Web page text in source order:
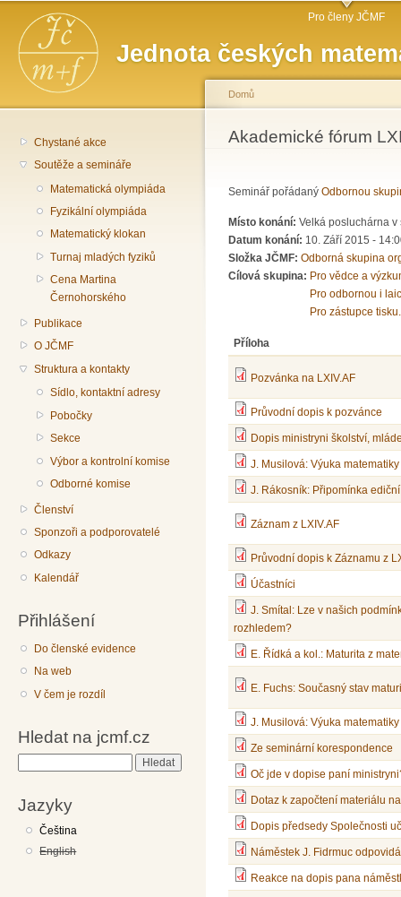
Jednota českých
Hlavní menu Pro členy JČMF
Chystané akce
Soutěže a semináře
Matematická olympiáda
Fyzikální olympiáda
Matematický klokan
Turnaj mladých fyziků
Cena Martina
Černohorského
Publikace
O JČMF
Struktura a kontakty
Sídlo, kontaktní adresy
Pobočky
Sekce
Výbor a kontrolní komise
Odborné komise
Členství
Sponzoři a podporovatelé
Odkazy
Kalendář
Přihlášení
Do členské evidence
Na web
V čem je rozdíl
Hledat na jcmf.cz
Jazyky
Čeština
English
Jste zde
Domů
Akademické fórum
Seminář pořádaný Odbornou
Místo konání: Velká posluchárna v
Datum konání: 10. Září 2015 -
Složka JČMF: Odborná skupina
Cílová skupina: Pro vědce a
Pro odbornou i
Pro zástupce tisku.
Příloha
Pozvánka na LXIV.AF
Průvodní dopis k pozvánce
Dopis ministryni školství,
J. Musilová: Výuka
J. Rákosník: Připomínka
Záznam z LXIV.AF
Průvodní dopis k Záznamu z
Účastníci
J. Smítal: Lze v našich
rozhledem?
E. Řídká a kol.: Maturita z
E. Fuchs: Současný stav
J. Musilová: Výuka
Ze seminární korespondence
Oč jde v dopise paní
Dotaz k započtení materiálu
Dopis předsedy Společnosti
Náměstek J. Fidrmuc
Reakce na dopis pana